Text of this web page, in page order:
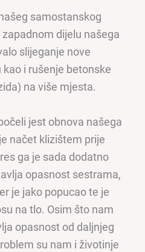
samostanskog
dijelu našega
slijeganje nove
i rušenje betonske
na više mjesta.
jest obnova našega
načet klizištem prije
ga je sada dodatno
opasnost sestrama,
je jako popucao te je
na tlo. Osim što nam
opasnost od daljnjeg
su nam i životinje